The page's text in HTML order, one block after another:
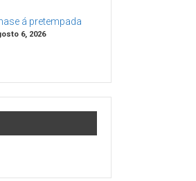
á pretempada
6, 2026